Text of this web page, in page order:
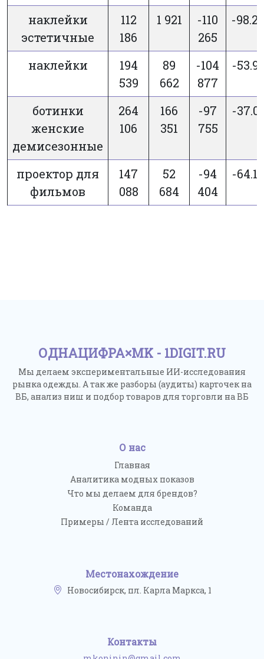
наклейки
эстетичные
112
186
1 921
-110
265
-98.29
наклейки
194
539
89
662
-104
877
-53.91
ботинки
женские
демисезонные
264
106
166
351
-97
755
-37.01
проектор для
фильмов
147
088
52
684
-94
404
-64.18
ОДНАЦИФРА×MK - 1DIGIT.RU
Мы делаем экспериментальные ИИ-исследования
рынка одежды. А так же разборы (аудиты) карточек на
ВБ, анализ ниш и подбор товаров для торговли на ВБ
О нас
Главная
Аналитика модных показов
Что мы делаем для брендов?
Команда
Примеры / Лента исследований
Местонахождение
Новосибирск, пл. Карла Маркса, 1
Контакты